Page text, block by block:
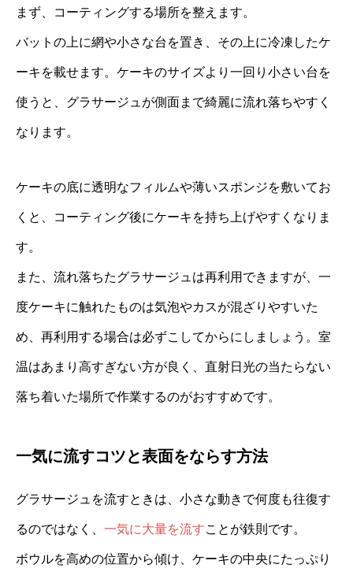
まず、コーティングする場所を整えます。
バットの上に網や小さな台を置き、その上に冷凍したケ
ーキを載せます。ケーキのサイズより一回り小さい台を
使うと、グラサージュが側面まで綺麗に流れ落ちやすく
なります。
ケーキの底に透明なフィルムや薄いスポンジを敷いてお
くと、コーティング後にケーキを持ち上げやすくなりま
す。
また、流れ落ちたグラサージュは再利用できますが、一
度ケーキに触れたものは気泡やカスが混ざりやすいた
め、再利用する場合は必ずこしてからにしましょう。室
温はあまり高すぎない方が良く、直射日光の当たらない
落ち着いた場所で作業するのがおすすめです。
一気に流すコツと表面をならす方法
グラサージュを流すときは、小さな動きで何度も往復す
るのではなく、 一気に大量を流すことが鉄則です。
ボウルを高めの位置から傾け、ケーキの中央にたっぷり